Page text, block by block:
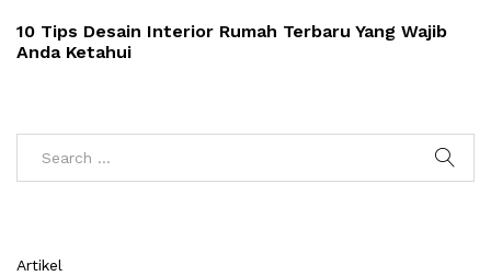
Post
10 Tips Desain Interior Rumah Terbaru Yang Wajib
Anda Ketahui
Artikel